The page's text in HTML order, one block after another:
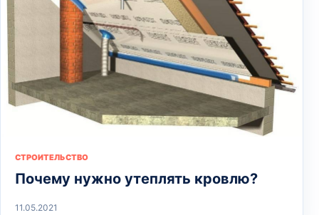
СТРОИТЕЛЬСТВО
Почему нужно утеплять кровлю?
11.05.2021